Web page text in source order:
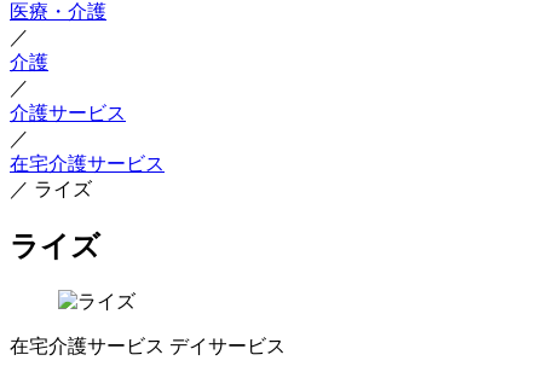
医療・介護
／
介護
／
介護サービス
／
在宅介護サービス
／ ライズ
ライズ
在宅介護サービス デイサービス